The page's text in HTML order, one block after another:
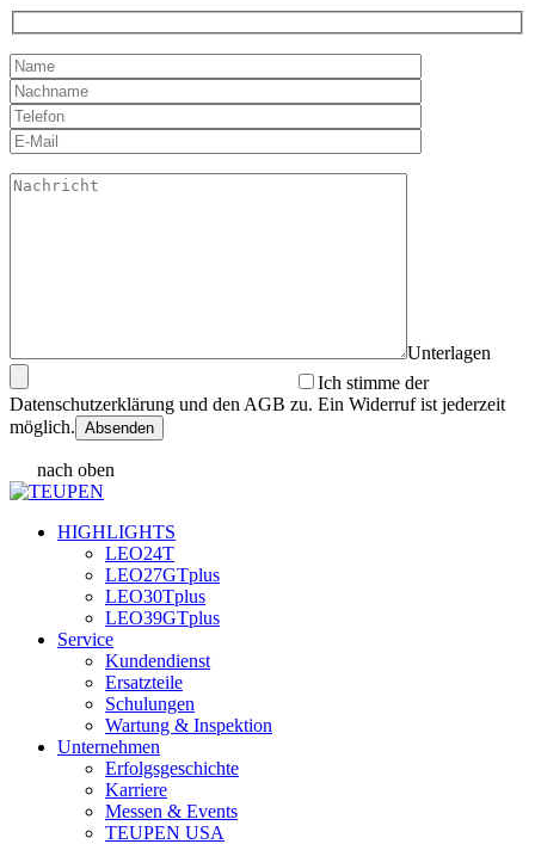
Unterlagen
Ich stimme der
Datenschutzerklärung und den AGB zu. Ein Widerruf ist jederzeit
möglich.
nach oben
HIGHLIGHTS
LEO24T
LEO27GTplus
LEO30Tplus
LEO39GTplus
Service
Kundendienst
Ersatzteile
Schulungen
Wartung & Inspektion
Unternehmen
Erfolgsgeschichte
Karriere
Messen & Events
TEUPEN USA